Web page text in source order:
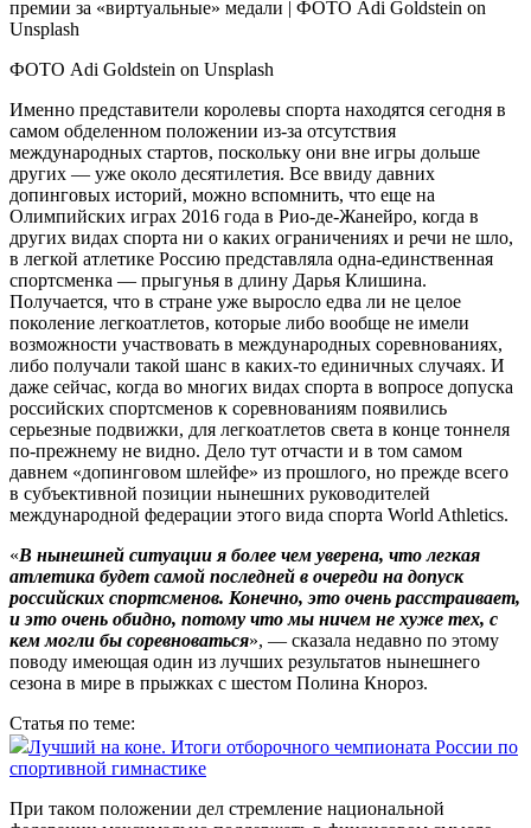
ФОТО Adi Goldstein on Unsplash
Именно представители королевы спорта находятся сегодня в
самом обделенном положении из‑за отсутствия
международных стартов, поскольку они вне игры дольше
других — уже около десятилетия. Все ввиду давних
допинговых историй, можно вспомнить, что еще на
Олимпийских играх 2016 года в Рио‑де-Жанейро, когда в
других видах спорта ни о каких ограничениях и речи не шло,
в легкой атлетике Россию представляла одна-единственная
спортсменка — прыгунья в длину Дарья Клишина.
Получается, что в стране уже выросло едва ли не целое
поколение легкоатлетов, которые либо вообще не имели
возможности участвовать в международных соревнованиях,
либо получали такой шанс в каких‑то единичных случаях. И
даже сейчас, когда во многих видах спорта в вопросе допуска
российских спортсменов к соревнованиям появились
серьезные подвижки, для легкоатлетов света в конце тоннеля
по‑прежнему не видно. Дело тут отчасти и в том самом
давнем «допинговом шлейфе» из прошлого, но прежде всего
в субъективной позиции нынешних руководителей
международной федерации этого вида спорта World Athletics.
«В нынешней ситуации я более чем уверена, что легкая
атлетика будет самой последней в очереди на допуск
российских спортсменов. Конечно, это очень расстраивает,
и это очень обидно, потому что мы ничем не хуже тех, с
кем могли бы соревноваться», — сказала недавно по этому
поводу имеющая один из лучших результатов нынешнего
сезона в мире в прыжках с шестом Полина Кнороз.
Статья по теме:
Лучший на коне. Итоги отборочного чемпионата России по
спортивной гимнастике
При таком положении дел стремление национальной